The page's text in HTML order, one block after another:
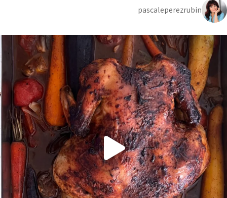
pascaleperezrubin